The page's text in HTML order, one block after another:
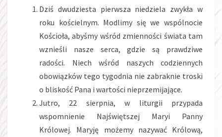
Dziś dwudziesta pierwsza niedziela zwykła w
roku kościelnym. Modlimy się we wspólnocie
Kościoła, abyśmy wśród zmienności świata tam
wznieśli nasze serca, gdzie są prawdziwe
radości. Niech wśród naszych codziennych
obowiązków tego tygodnia nie zabraknie troski
o bliskość Pana i wartości nieprzemijające.
Jutro, 22 sierpnia, w liturgii przypada
wspomnienie Najświętszej Maryi Panny
Królowej. Maryję możemy nazywać Królową,